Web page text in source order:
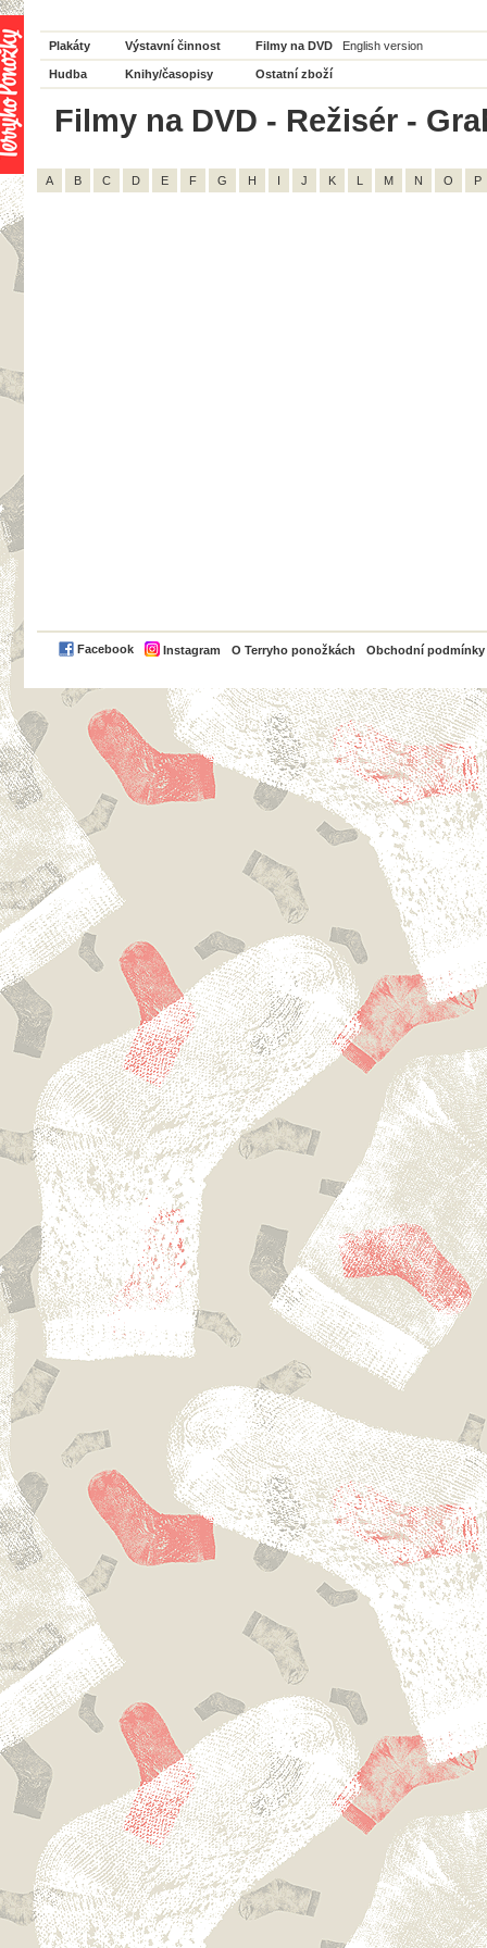
Plakáty Výstavní činnost Filmy na DVD English version
Hudba Knihy/časopisy Ostatní zboží
Filmy na DVD - Režisér -
A B C D E F G H I J K L M N O P
Facebook Instagram O Terryho ponožkách Obchodní podmínky
PayPal